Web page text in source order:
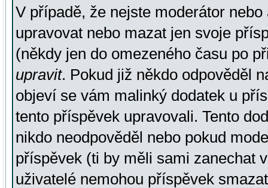
V případě, že nejste moderátor
upravovat nebo mazat jen svoje
(někdy jen do omezeného času po
upravit. Pokud již někdo odpověděl
objeví se vám malinký dodatek u
tento příspěvek upravovali. Tento
nikdo neodpověděl nebo pokud
příspěvek (ti by měli sami zanechat
uživatelé nemohou příspěvek